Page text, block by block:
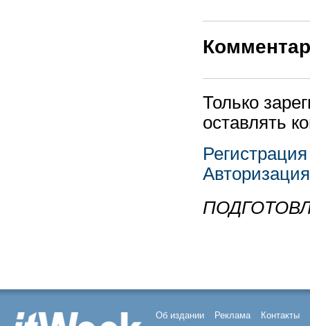
Только
оставлять
Регистрация
Авторизация
Об издании Реклама Контакты